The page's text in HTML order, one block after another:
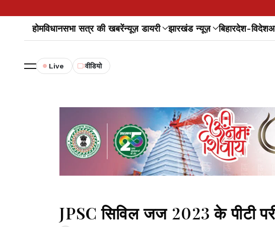
होमविधानसभा सत्र की खबरेंन्यूज़ डायरी झारखंड न्यूज़ बिहारदेश-विदेश
Live वीडियो
JPSC सिविल जज 2023 के पीटी